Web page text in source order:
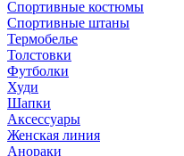
Спортивные костюмы
Спортивные штаны
Термобелье
Толстовки
Футболки
Худи
Шапки
Аксессуары
Женская линия
Анораки